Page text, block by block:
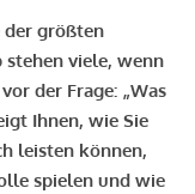
der größten
stehen viele, wenn
der Frage: „Was
Ihnen, wie Sie
leisten können,
spielen und wie